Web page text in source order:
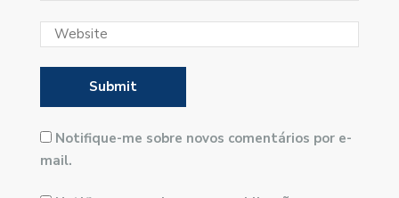
Notifique-me sobre novos comentários por e-
mail.